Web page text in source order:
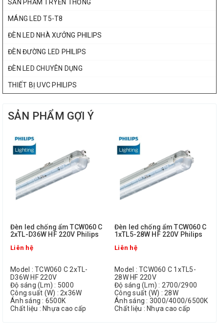
SẢN PHẨM TRYỀN THỐNG
MÁNG LED T5-T8
ĐÈN LED NHÀ XƯỞNG PHILIPS
ĐÈN ĐƯỜNG LED PHILIPS
ĐÈN LED CHUYÊN DỤNG
THIẾT BỊ UVC PHILIPS
SẢN PHẨM GỢI Ý
Đèn led chống ẩm TCW060 C
2xTL-D36W HF 220V Philips
Liên hệ
Model : TCW060 C 2xTL-
D36W HF 220V
Độ sáng (Lm) : 5000
Công suất (W) : 2x36W
Ánh sáng : 6500K
Chất liệu : Nhựa cao cấp
Đèn led chống ẩm TCW060 C
1xTL5-28W HF 220V Philips
Liên hệ
Model : TCW060 C 1xTL5-
28W HF 220V
Độ sáng (Lm) : 2700/2900
Công suất (W) : 28W
Ánh sáng : 3000/4000/6500K
Chất liệu : Nhựa cao cấp